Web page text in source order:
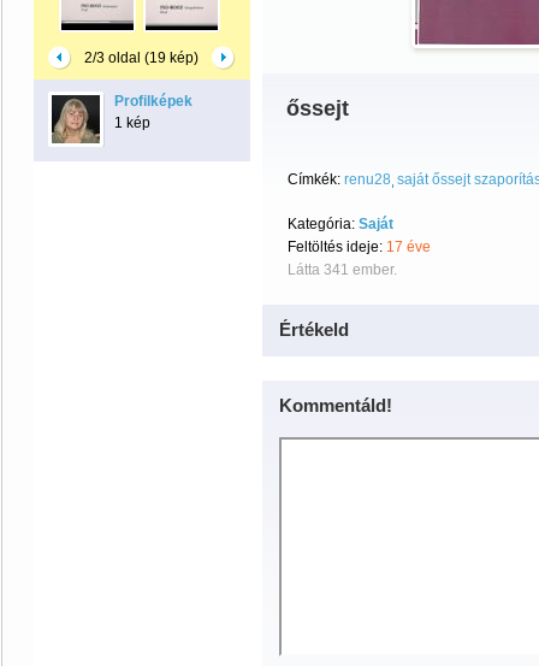
2/3 oldal (19 kép)
Profilképek
1 kép
őssejt
Címkék: renu28 saját őssejt
Kategória: Saját
Feltöltés ideje: 17 éve
Látta 341 ember.
Értékeld
Kommentáld!